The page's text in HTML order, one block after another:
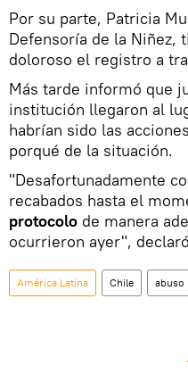
Por su parte, Patricia
Defensoría de la Niñez,
doloroso el registro a
Más tarde informó que
institución llegaron al
habrían sido las
porqué de la situación.
"Desafortunadamente
recabados hasta el
protocolo de manera
ocurrieron ayer",
América Latina Chile abuso